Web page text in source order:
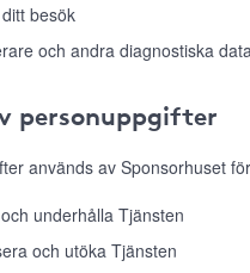
besök
och andra diagnostiska
personuppgifter
används av Sponsorhuset
underhålla Tjänsten
och utöka Tjänsten